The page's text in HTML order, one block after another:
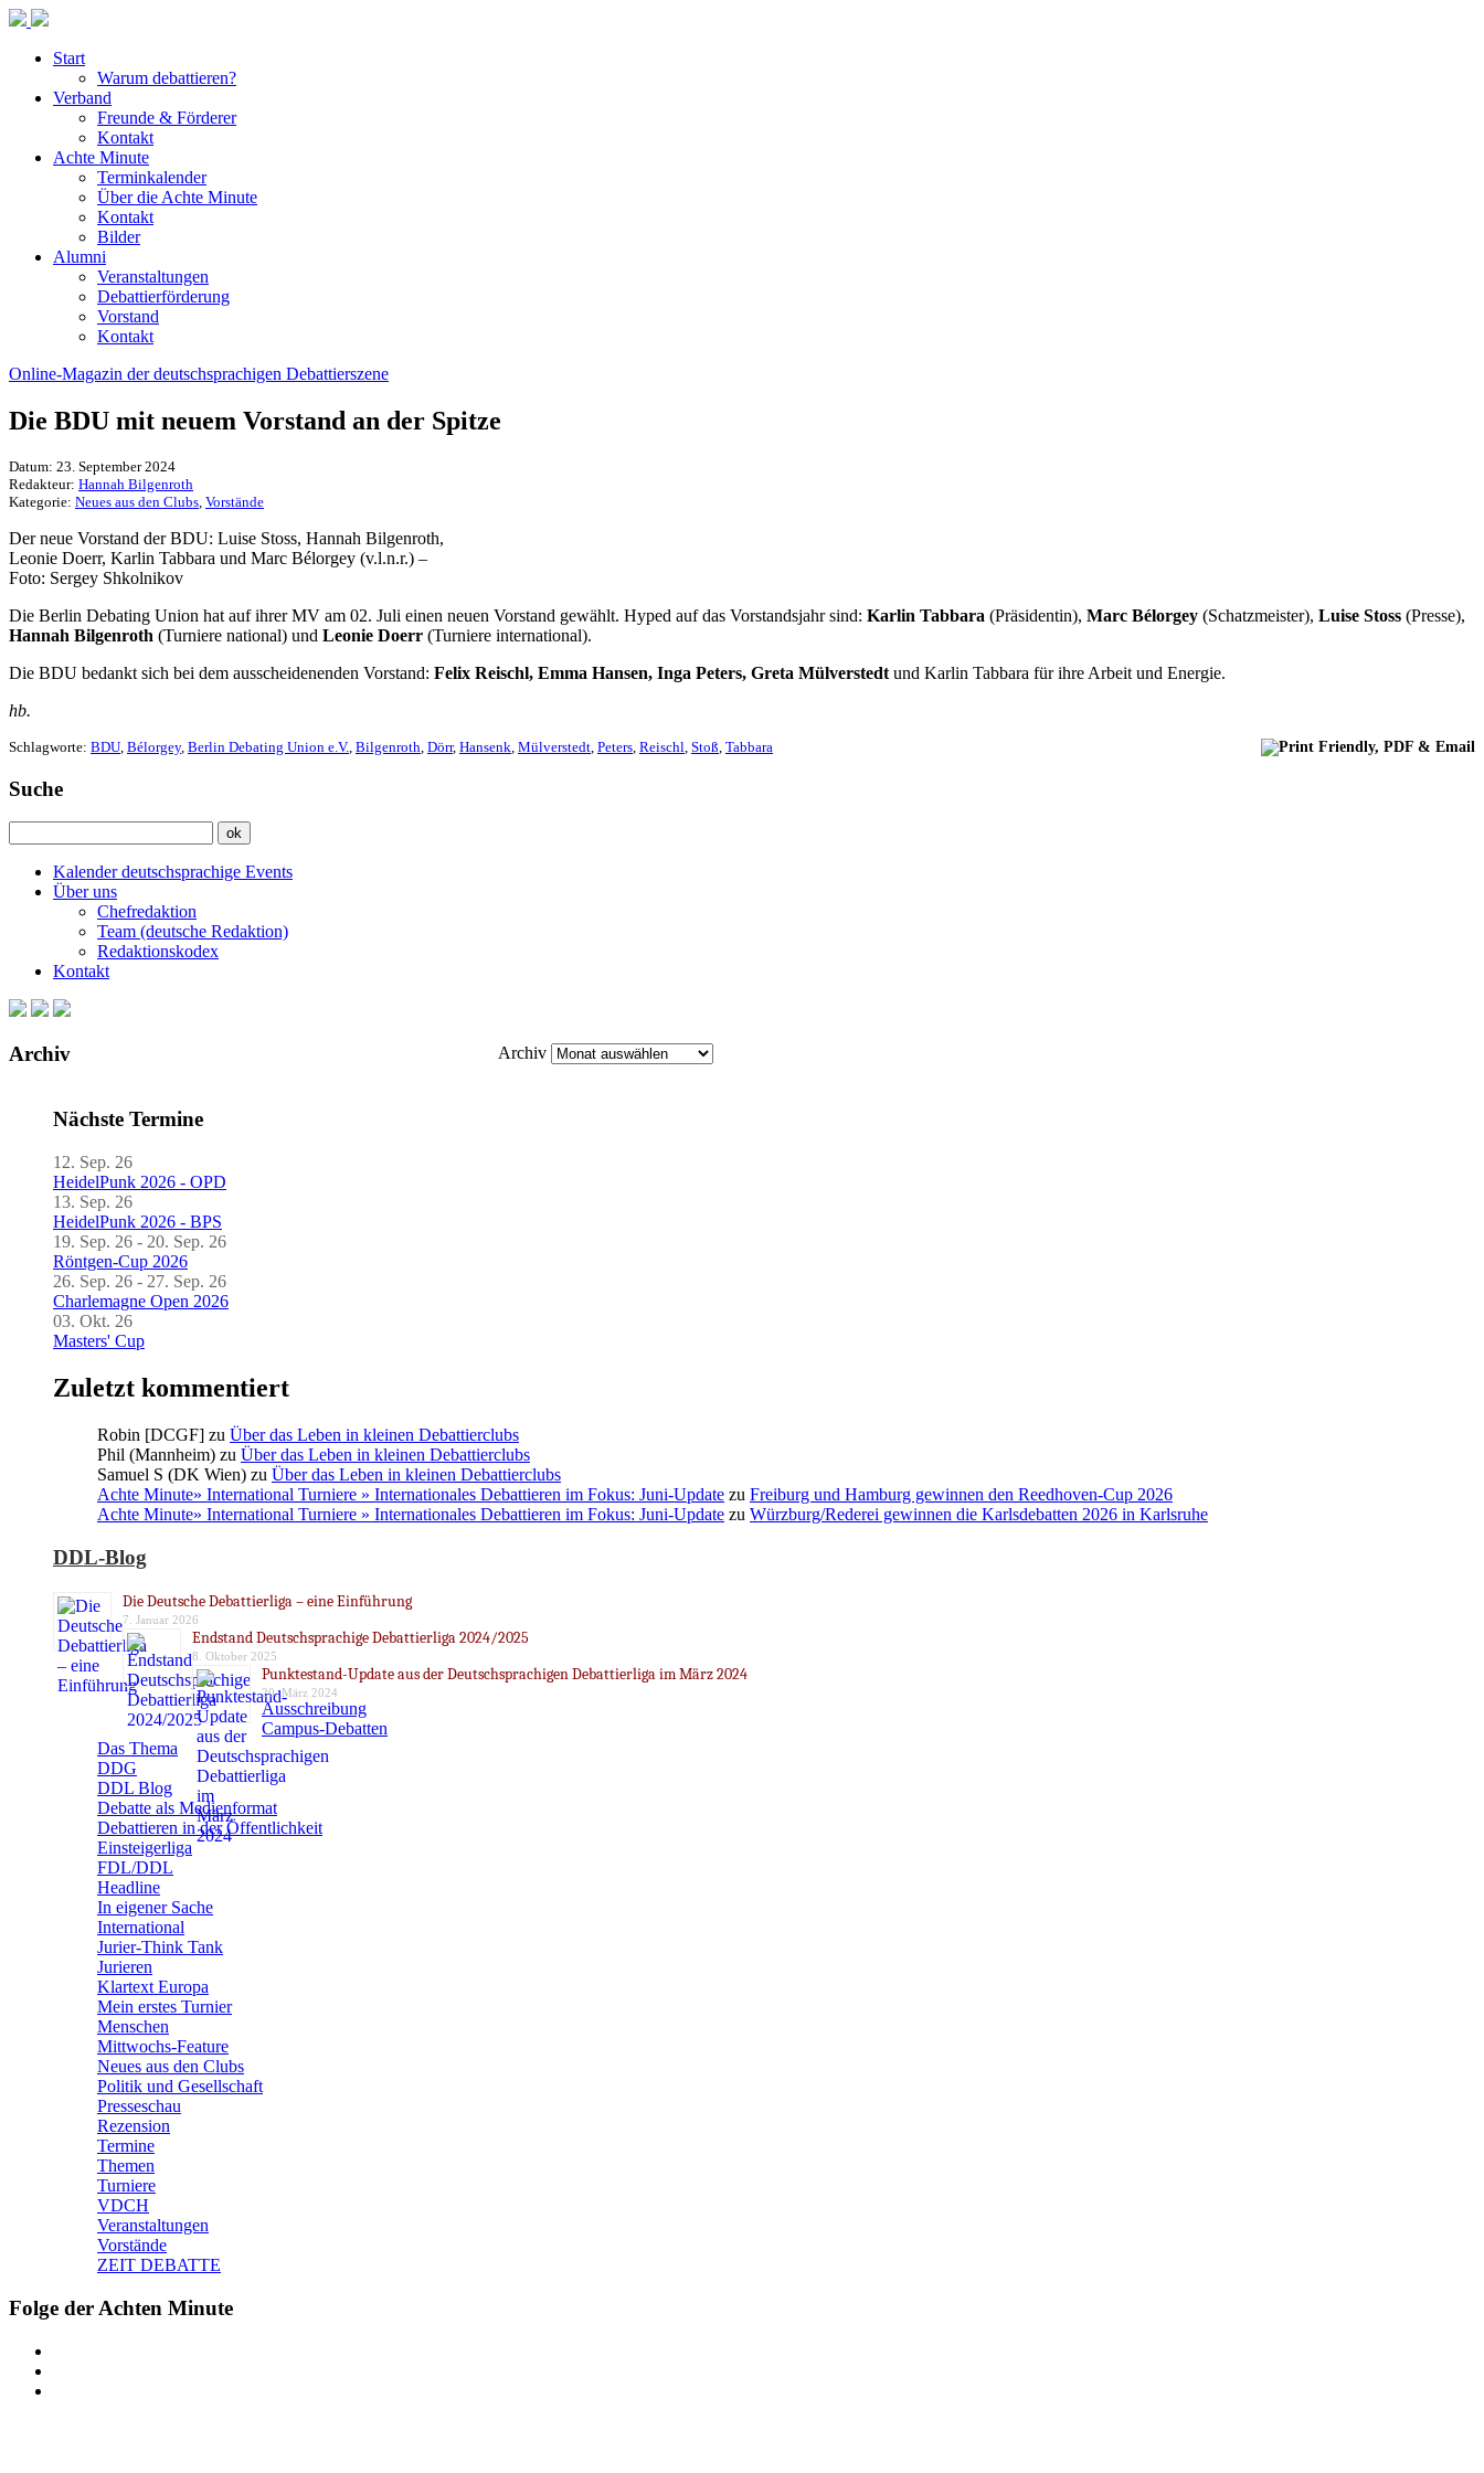
Start
Warum debattieren?
Verband
Freunde & Förderer
Kontakt
Achte Minute
Terminkalender
Über die Achte Minute
Kontakt
Bilder
Alumni
Veranstaltungen
Debattierförderung
Vorstand
Kontakt
Online-Magazin der deutschsprachigen Debattierszene
Die BDU mit neuem Vorstand an der Spitze
Datum: 23. September 2024
Redakteur: Hannah Bilgenroth
Kategorie: Neues aus den Clubs Vorstände
Der neue Vorstand der BDU: Luise Stoss, Hannah Bilgenroth,
Leonie Doerr, Karlin Tabbara und Marc Bélorgey (v.l.n.r.) –
Foto: Sergey Shkolnikov
Die Berlin Debating Union hat auf ihrer MV am 02. Juli einen neuen Vorstand gewählt. Hyped auf das Vorstandsjahr sind: Karlin Tabbara (Präsidentin), Marc Bélorgey (Schatzmeister), Luise Stoss (Presse),
Hannah Bilgenroth (Turniere national) und Leonie Doerr (Turniere international).
Die BDU bedankt sich bei dem ausscheidenenden Vorstand: Felix Reischl, Emma Hansen, Inga Peters, Greta Mülverstedt und Karlin Tabbara für ihre Arbeit und Energie.
hb.
Schlagworte: BDU Bélorgey, Berlin Debating Union e.V. Bilgenroth Dörr, Hansenk Mülverstedt Peters Reischl Stoß Tabbara
Suche
Kalender deutschsprachige Events
Über uns
Chefredaktion
Team (deutsche Redaktion)
Redaktionskodex
Kontakt
Archiv Archiv
Nächste Termine
12. Sep. 26
HeidelPunk 2026 - OPD
13. Sep. 26
HeidelPunk 2026 - BPS
19. Sep. 26 - 20. Sep. 26
Röntgen-Cup 2026
26. Sep. 26 - 27. Sep. 26
Charlemagne Open 2026
03. Okt. 26
Masters' Cup
Zuletzt kommentiert
Robin [DCGF] zu Über das Leben in kleinen Debattierclubs
Phil (Mannheim) zu Über das Leben in kleinen Debattierclubs
Samuel S (DK Wien) zu Über das Leben in kleinen Debattierclubs
Achte Minute» International Turniere » Internationales Debattieren im Fokus: Juni-Update zu Freiburg und Hamburg gewinnen den Reedhoven-Cup 2026
Achte Minute» International Turniere » Internationales Debattieren im Fokus: Juni-Update zu Würzburg/Rederei gewinnen die Karlsdebatten 2026 in Karlsruhe
DDL-Blog
Die Deutsche Debattierliga – eine Einführung
7. Januar 2026
Endstand Deutschsprachige Debattierliga 2024/2025
8. Oktober 2025
Punktestand-Update aus der Deutschsprachigen Debattierliga im März 2024
20. März 2024
Ausschreibung
Campus-Debatten
Das Thema
DDG
DDL Blog
Debatte als Medienformat
Debattieren in der Öffentlichkeit
Einsteigerliga
FDL/DDL
Headline
In eigener Sache
International
Jurier-Think Tank
Jurieren
Klartext Europa
Mein erstes Turnier
Menschen
Mittwochs-Feature
Neues aus den Clubs
Politik und Gesellschaft
Presseschau
Rezension
Termine
Themen
Turniere
VDCH
Veranstaltungen
Vorstände
ZEIT DEBATTE
Folge der Achten Minute